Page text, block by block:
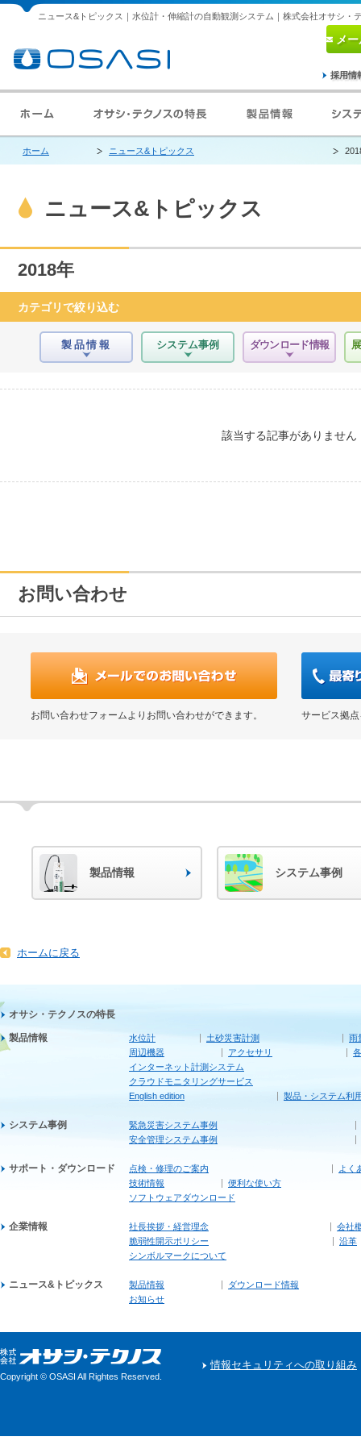
ニュース&トピックス｜水位計・伸縮計の自動観測システム｜株式会社オサシ・
メ
採用情
ホーム ニュース&トピックス
ニュース&トピックス
2018年
カテゴリで絞り込む
製品情報 システム事例 ダウンロード情報
該当する記事がありません
お問い合わせ
お問い合わせフォームよりお問い合わせができます。 サービス拠
製品情報 システム事例
ホームに戻る
オサシ・テクノスの特長
製品情報 水位計 土砂災害計測
雨
周辺機器
アクセサリ
インターネット計測システム
クラウドモニタリングサービス
English edition
製品・システム利
システム事例
緊急災害システム事例
安全管理システム事例
サポート・ダウンロード 点検・修理のご案内
よく
技術情報
便利な使い方
ソフトウェアダウンロード
企業情報 社長挨拶・経営理念
会社
脆弱性開示ポリシー
沿革
シンボルマークについて
ニュース&トピックス 製品情報
ダウンロード情報
お知らせ
Copyright © OSASI All Rightes Reserved.
情報セキュリティへの取り組み